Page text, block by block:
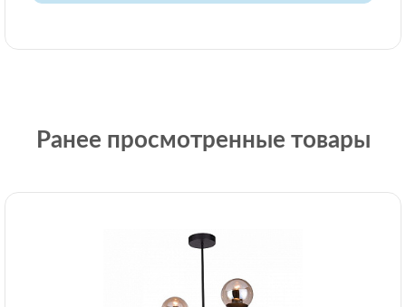
Ранее просмотренные товары